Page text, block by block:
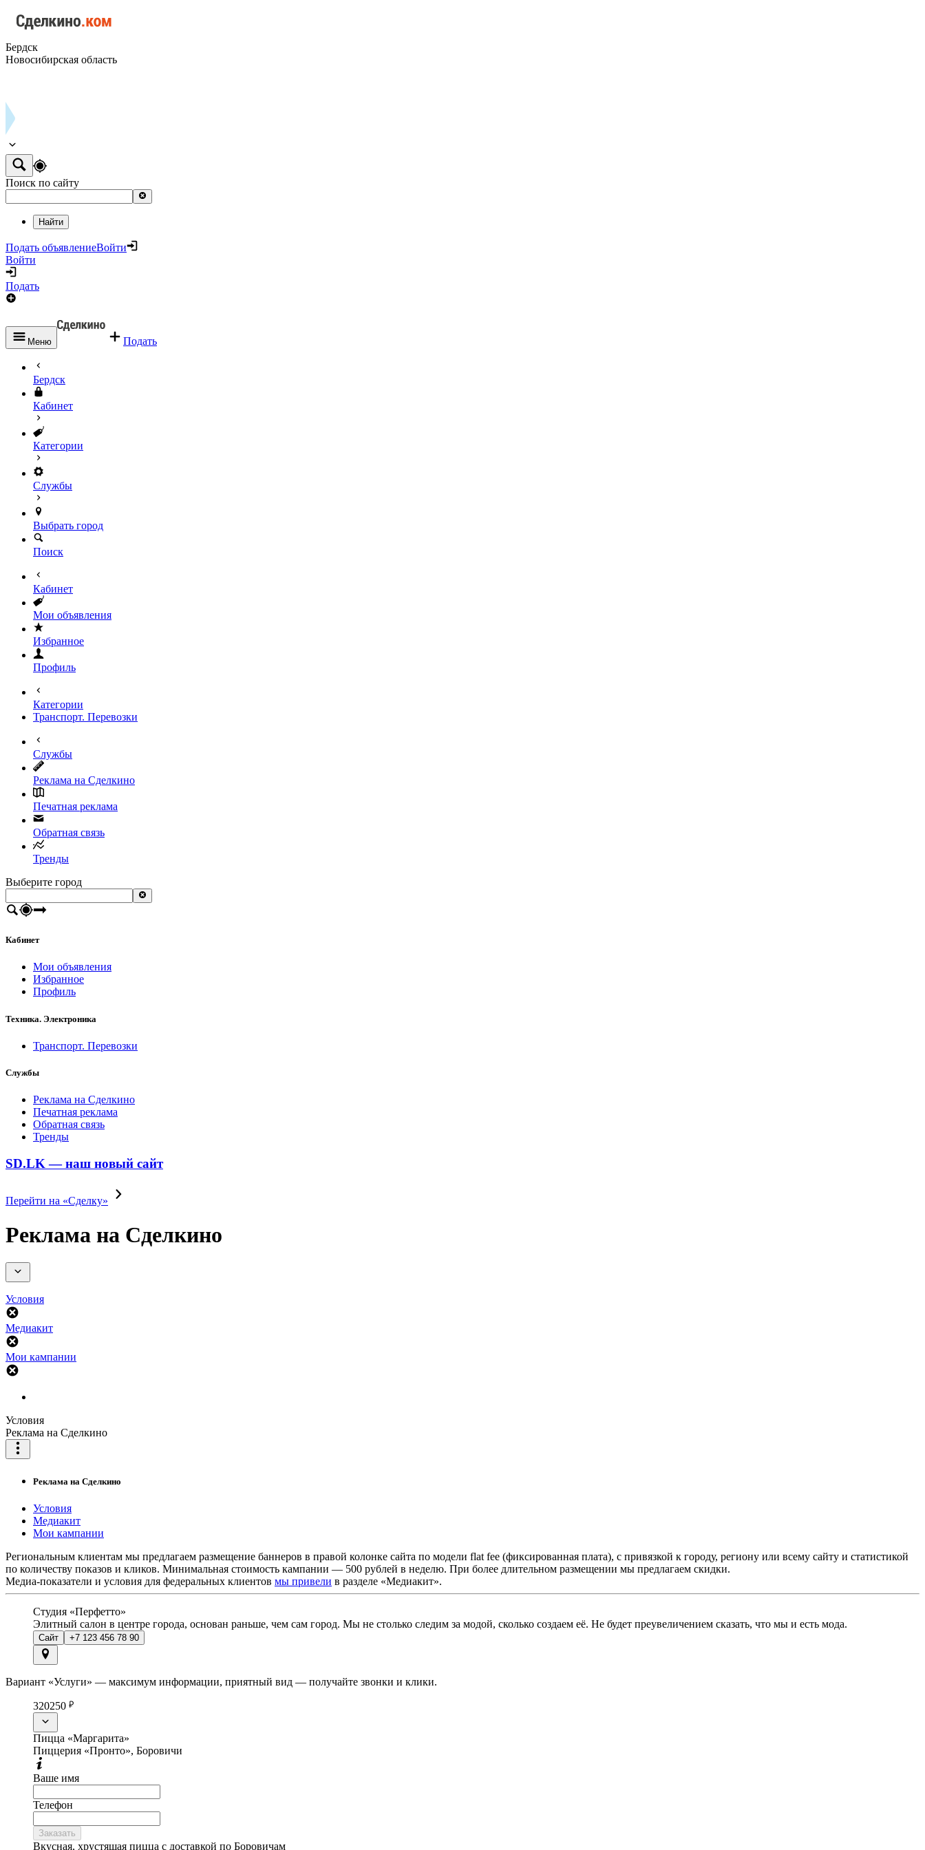
Бердск
Новосибирская область
Поиск по сайту
Найти
Подать объявлениеВойти
Войти
Подать
Меню Подать
Бердск
Кабинет
Категории
Службы
Выбрать город
Поиск
Кабинет
Мои объявления
Избранное
Профиль
Категории
Транспорт. Перевозки
Службы
Реклама на Сделкино
Печатная реклама
Обратная связь
Тренды
Выберите город
Кабинет
Мои объявления
Избранное
Профиль
Техника. Электроника
Транспорт. Перевозки
Службы
Реклама на Сделкино
Печатная реклама
Обратная связь
Тренды
SD.LK — наш новый сайт
Перейти на «Сделку»
Реклама на Сделкино
Условия
Медиакит
Мои кампании
Условия
Реклама на Сделкино
Реклама на Сделкино
Условия
Медиакит
Мои кампании
Региональным клиентам мы предлагаем размещение баннеров в правой колонке сайта по модели flat fee (фиксированная плата), с привязкой к городу, региону или всему сайту и статистикой
по количеству показов и кликов. Минимальная стоимость кампании — 500 рублей в неделю. При более длительном размещении мы предлагаем скидки.
Медиа-показатели и условия для федеральных клиентов мы привели в разделе «Медиакит».
Студия «Перфетто»
Элитный салон в центре города, основан раньше, чем сам город. Мы не столько следим за модой, сколько создаем её. Не будет преувеличением сказать, что мы и есть мода.
Сайт +7 123 456 78 90
Вариант «Услуги» — максимум информации, приятный вид — получайте звонки и клики.
320250
Пицца «Маргарита»
Пиццерия «Пронто», Боровичи
Ваше имя
Телефон
Заказать
Вкусная, хрустящая пицца с доставкой по Боровичам